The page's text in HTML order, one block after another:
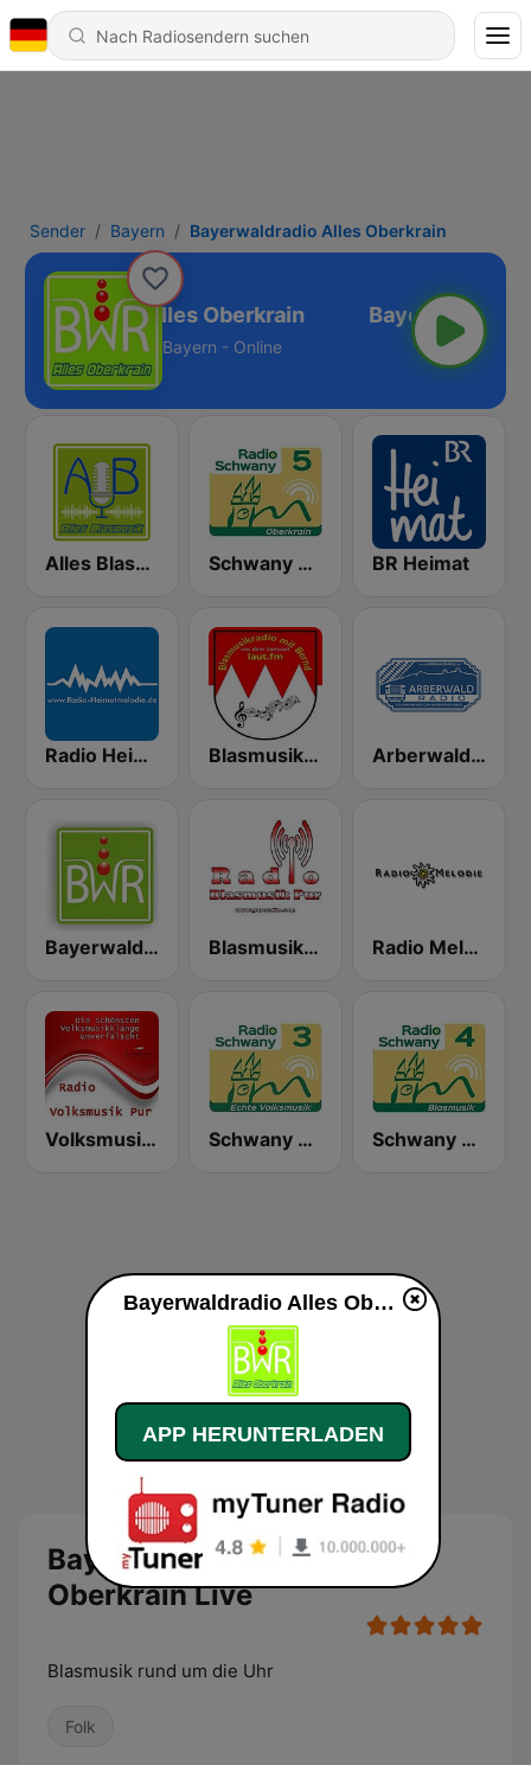
Sender Bayern Bayerwaldradio Alles Oberkrain
Alles Oberkrain
Bayern - Online
Alles Blasmusik Schwany Radio 5 Oberkrain BR Heimat
Radio Heimatmelodie Blasmusikradio mit Bernd Arberwaldradio
Bayerwald Radio Blasmusik Pur Radio Melodie
Volksmusik Pur Schwany Radio 3 Schwany Radio 4
Bayerwaldradio Alles
Oberkrain Live
Blasmusik rund um die Uhr
Folk
Bayerwaldradio Alles Oberkrain live
APP HERUNTERLADEN